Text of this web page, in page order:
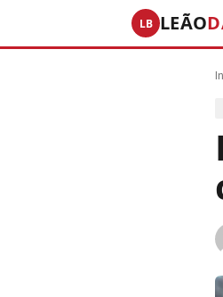
LB LEÃO